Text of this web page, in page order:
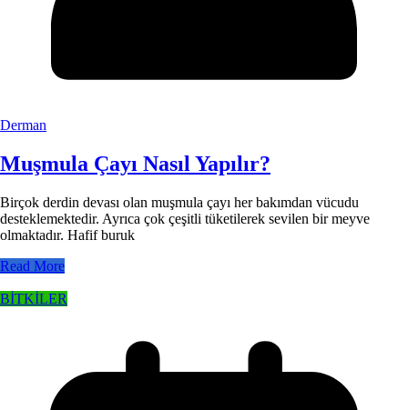
Derman
Muşmula Çayı Nasıl Yapılır?
Birçok derdin devası olan muşmula çayı her bakımdan vücudu
desteklemektedir. Ayrıca çok çeşitli tüketilerek sevilen bir meyve
olmaktadır. Hafif buruk
Read More
BİTKİLER